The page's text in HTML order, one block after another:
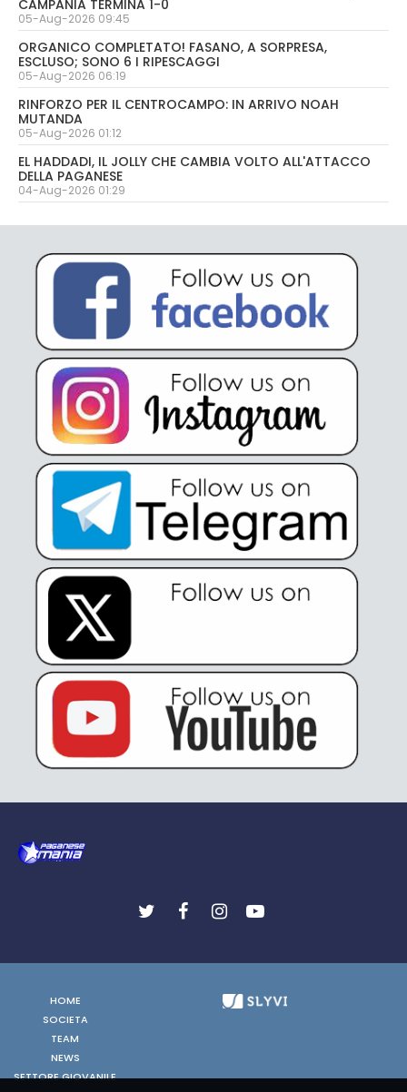
CAMPANIA TERMINA 1-0
05-Aug-2026 09:45
ORGANICO COMPLETATO! FASANO, A SORPRESA,
ESCLUSO; SONO 6 I RIPESCAGGI
05-Aug-2026 06:19
RINFORZO PER IL CENTROCAMPO: IN ARRIVO NOAH
MUTANDA
05-Aug-2026 01:12
EL HADDADI, IL JOLLY CHE CAMBIA VOLTO ALL'ATTACCO
DELLA PAGANESE
04-Aug-2026 01:29
HOME
SOCIETA
TEAM
NEWS
SETTORE GIOVANILE